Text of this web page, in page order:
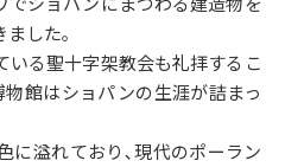
ました｡
いる聖十字架教会も礼拝するこ
館はショパンの生涯が詰まっ
に溢れており､現代のポーラン